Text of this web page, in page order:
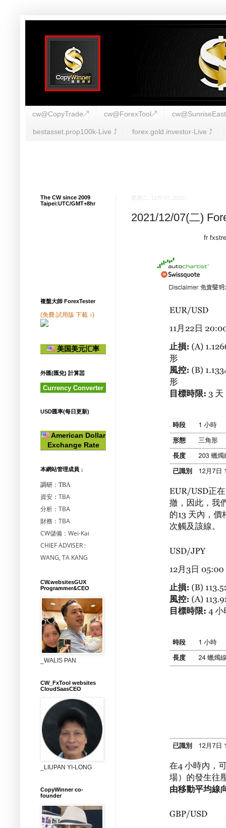
cw@CopyTrade↗ cw@ForexTool↗
bestasset.prop100k-Live ⤴︎ forex.gold.investor-Live ⤴︎
2021/12/07(二)
fr
The CW since 2009
Taipei:UTC/GMT+8hr
複盤大師 ForexTester
(免費.試用版 下載 ↓)
美国美元汇率
外匯(匯兌) 計算噐
Currency Converter
USD匯率(每日更新)
American Dollar
Exchange Rate
本網站管理成員 ↓
調研：TBA
資安：TBA
分析：TBA
財務：TBA
CW儲備：Wei-Kai
CHIEF ADVISER :
WANG, TA KANG
CW.websitesGUX
Programmer&CEO
_WALIS PAN
CW_FxTool websites
CloudSaasCEO
_LIUPAN YI-LONG
CopyWinner co-
founder